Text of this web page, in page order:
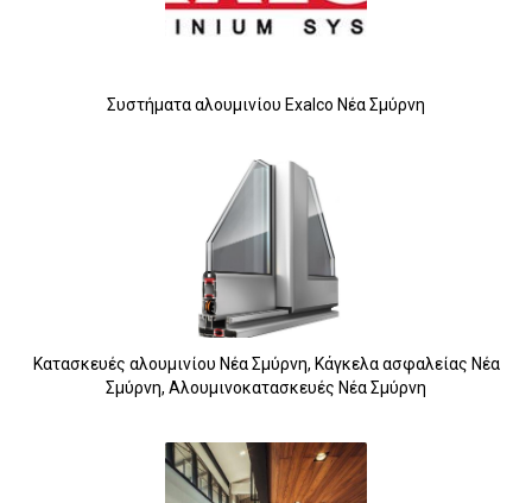
Συστήματα αλουμινίου Exalco Νέα Σμύρνη
Κατασκευές αλουμινίου Νέα Σμύρνη, Κάγκελα ασφαλείας Νέα
Σμύρνη, Αλουμινοκατασκευές Νέα Σμύρνη